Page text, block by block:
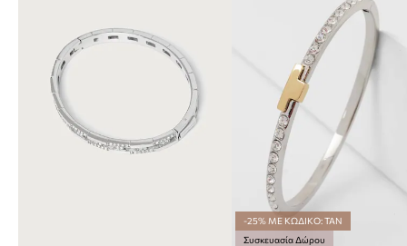
-25% ΜΕ ΚΩΔΙΚΟ: TAN
Συσκευασία Δώρου